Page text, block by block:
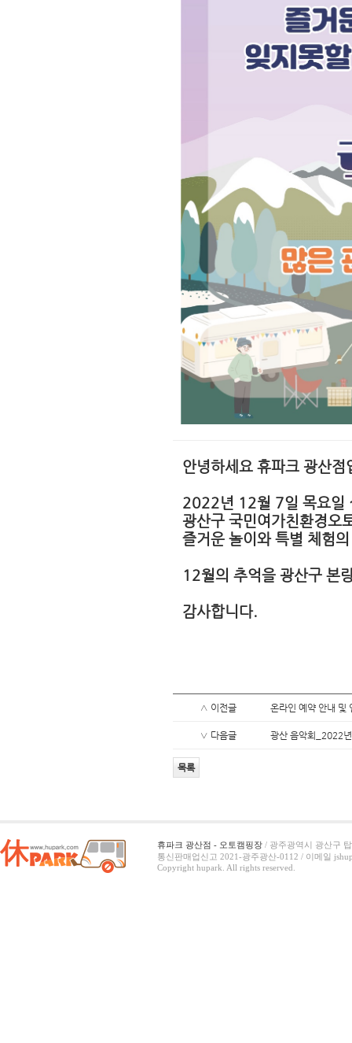
안녕하세요 휴파크 광산점
2022년 12월 7일 목요일
광산구 국민여가친환경오
즐거운 놀이와 특별 체험
12월의 추억을 광산구 본
감사합니다.
∧ 이전글 온라인 예약 안내 및
∨ 다음글 광산 음악회_2022
목록
휴파크 광산점 - 오토캠핑장 / 광주광역시 광산구
통신판매업신고 2021-광주광산-0112 / 이메일
Copyright hupark. All rights reserved.